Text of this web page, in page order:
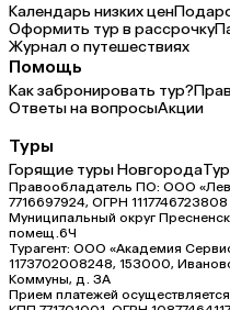
Календарь низких цен
Оформить тур в рассрочку
Журнал о путешествиях
Помощь
Как забронировать тур?
Ответы на вопросыАкции
Туры
Горящие туры Новгорода
Правообладатель ПО: ООО
7716697924, ОГРН 1117746723808
Муниципальный округ
помещ.6Ч
Турагент: ООО «Академия
1173702008248, 153000,
Коммуны, д. ЗА
Прием платежей